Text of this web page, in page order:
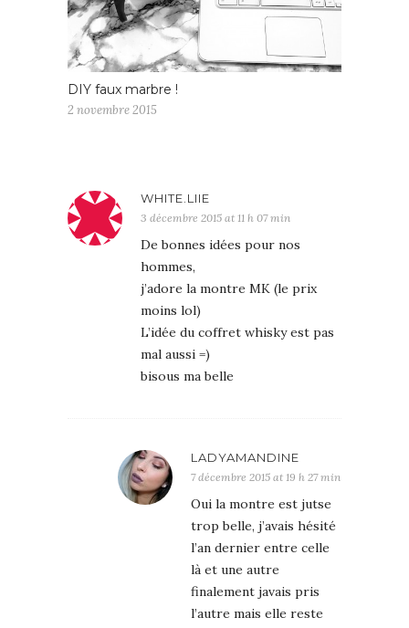
DIY faux marbre !
2 novembre 2015
WHITE.LIIE
3 décembre 2015 at 11 h 07 min
De bonnes idées pour nos
hommes,
j’adore la montre MK (le prix
moins lol)
L’idée du coffret whisky est pas
mal aussi =)
bisous ma belle
LADYAMANDINE
7 décembre 2015 at 19 h 27 min
Oui la montre est jutse
trop belle, j’avais hésité
l’an dernier entre celle
là et une autre
finalement javais pris
l’autre mais elle reste